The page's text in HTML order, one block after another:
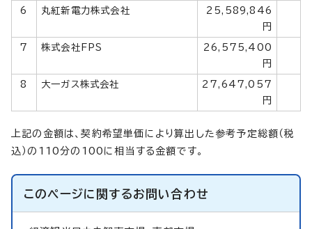
6 丸紅新電力株式会社
25,589,846
円
7 株式会社FPS
26,575,400
円
8 大一ガス株式会社
27,647,057
円
上記の金額は、契約希望単価により算出した参考予定総額（税
込）の110分の100に相当する金額です。
このページに関するお問い合わせ